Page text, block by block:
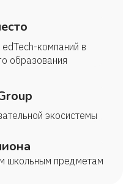
компаний в
образования
экосистемы
школьным предметам